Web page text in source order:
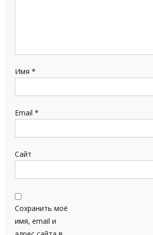
Имя *
Email *
Сайт
Сохранить моё
имя, email и